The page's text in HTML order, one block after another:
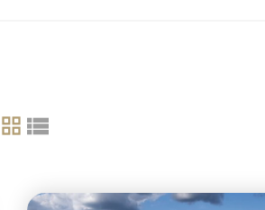
tabela
lista